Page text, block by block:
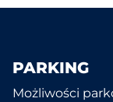
PARKING
Możliwości